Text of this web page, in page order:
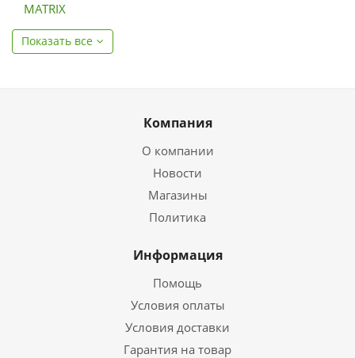
MATRIX
Показать все
Компания
О компании
Новости
Магазины
Политика
Информация
Помощь
Условия оплаты
Условия доставки
Гарантия на товар